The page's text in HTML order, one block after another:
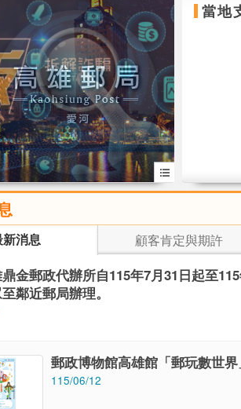
當地
More..
消息 顧客肯定與期許
金郵政代辦所自115年7月31日起至
鄰近郵局辦理。
郵政博物館高雄館「郵玩數世
115/06/12